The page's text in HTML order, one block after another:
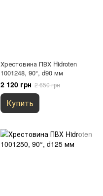
Хрестовина ПВХ Hidroten
1001248, 90°, d90 мм
2 120 грн 2 650 грн
Купить